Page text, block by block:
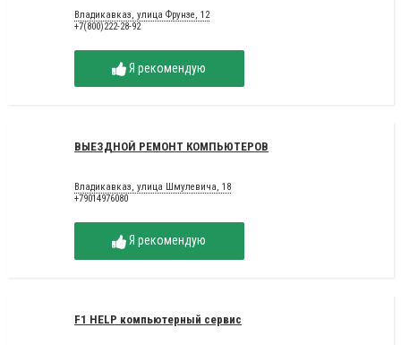
Владикавказ, улица Фрунзе, 12
+7(800)222-28-92
Я рекомендую
ВЫЕЗДНОЙ РЕМОНТ КОМПЬЮТЕРОВ
Владикавказ, улица Шмулевича, 18
+79014976080
Я рекомендую
F1 HELP компьютерный сервис